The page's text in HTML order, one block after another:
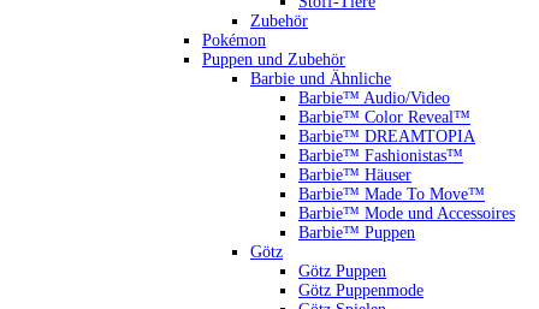
Zubehör
Pokémon
Puppen und Zubehör
Barbie und Ähnliche
Barbie™ Audio/Video
Barbie™ Color Reveal™
Barbie™ DREAMTOPIA
Barbie™ Fashionistas™
Barbie™ Häuser
Barbie™ Made To Move™
Barbie™ Mode und Accessoires
Barbie™ Puppen
Götz
Götz Puppen
Götz Puppenmode